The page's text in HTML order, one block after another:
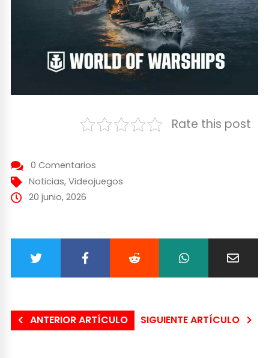
Rate this post
0 Comentarios
Noticias, Videojuegos
20 junio, 2026
ANTERIOR ARTÍCULO SIGUIENTE ARTÍCULO